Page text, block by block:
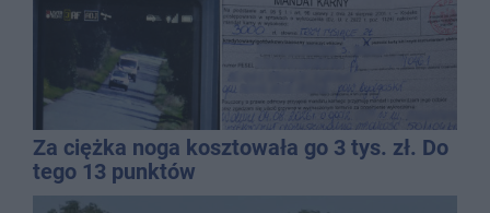
Za ciężka noga kosztowała go 3 tys. zł. Do
tego 13 punktów